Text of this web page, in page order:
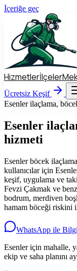
İçeriğe geç
Hizmetlerİlçeler
Ücretsiz Keşif
Hizmetler İlçeler
Ücretsiz Keşif
Esenler ilaçlama,
Esenler
hizmeti
Esenler böcek
kullanıcılar için
keşif, uygulama ve
Fevzi Çakmak ve
bodrum, merdiven
hamam böceği riskini
WhatsApp ile
Esenler için mahalle,
ekip ve saha planını